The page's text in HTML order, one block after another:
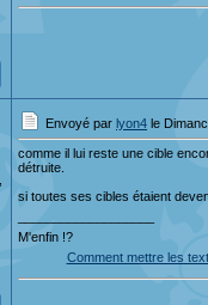
Envoyé par lyon4 le
comme il lui reste une cible
détruite.
si toutes ses cibles étaient
M'enfin !?
Comment mettre les